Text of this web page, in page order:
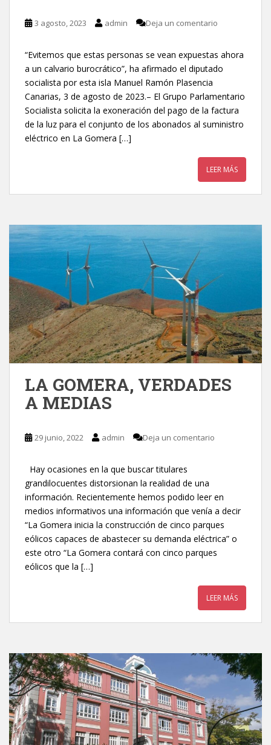
3 agosto, 2023 admin Deja un comentario
“Evitemos que estas personas se vean expuestas ahora
a un calvario burocrático”, ha afirmado el diputado
socialista por esta isla Manuel Ramón Plasencia
Canarias, 3 de agosto de 2023.– El Grupo Parlamentario
Socialista solicita la exoneración del pago de la factura
de la luz para el conjunto de los abonados al suministro
eléctrico en La Gomera […]
LEER MÁS
LA GOMERA, VERDADES
A MEDIAS
29 junio, 2022 admin Deja un comentario
Hay ocasiones en la que buscar titulares
grandilocuentes distorsionan la realidad de una
información. Recientemente hemos podido leer en
medios informativos una información que venía a decir
“La Gomera inicia la construcción de cinco parques
eólicos capaces de abastecer su demanda eléctrica” o
este otro “La Gomera contará con cinco parques
eólicos que la […]
LEER MÁS